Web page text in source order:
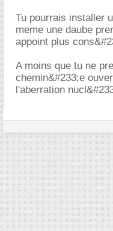
Tu pourrais installer
meme une daube
appoint plus
A moins que tu ne
chemin&#233;e
l'aberration